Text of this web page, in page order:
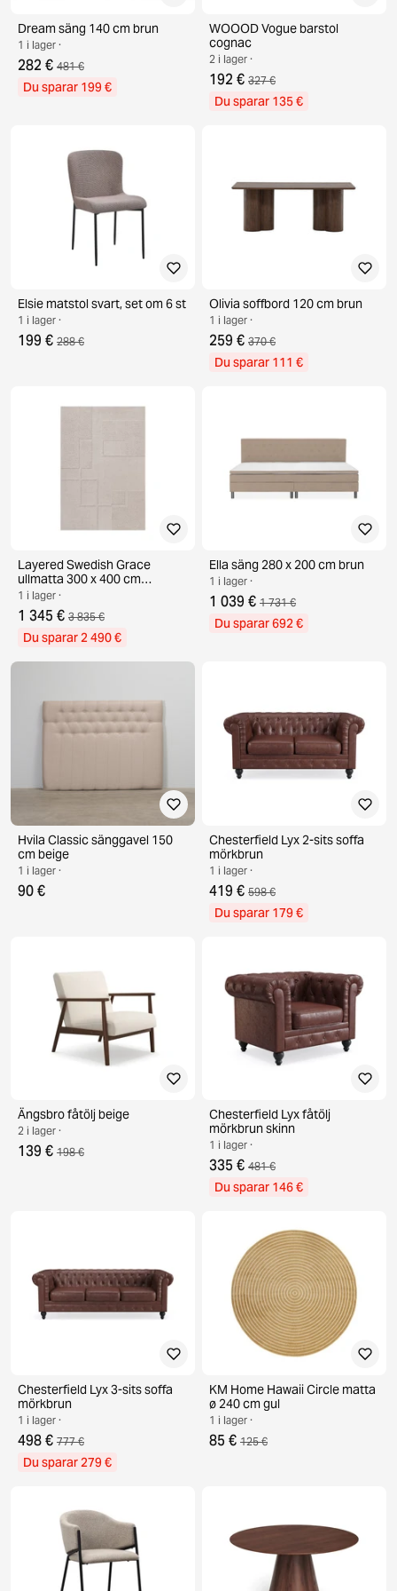
Dream säng 140 cm brun
1 i lager ·
282 € 481 €
Du sparar 199 €
WOOOD Vogue barstol
cognac
2 i lager ·
192 € 327 €
Du sparar 135 €
Elsie matstol svart, set om 6 st
1 i lager ·
199 € 288 €
Olivia soffbord 120 cm brun
1 i lager ·
259 € 370 €
Du sparar 111 €
Layered Swedish Grace
ullmatta 300 x 400 cm
Oatmeal
1 i lager ·
1 345 € 3 835 €
Du sparar 2 490 €
Ella säng 280 x 200 cm brun
1 i lager ·
1 039 € 1 731 €
Du sparar 692 €
Hvila Classic sänggavel 150
cm beige
1 i lager ·
90 €
Chesterfield Lyx 2-sits soffa
mörkbrun
1 i lager ·
419 € 598 €
Du sparar 179 €
Ängsbro fåtölj beige
2 i lager ·
139 € 198 €
Chesterfield Lyx fåtölj
mörkbrun skinn
1 i lager ·
335 € 481 €
Du sparar 146 €
Chesterfield Lyx 3-sits soffa
mörkbrun
1 i lager ·
498 € 777 €
Du sparar 279 €
KM Home Hawaii Circle matta
ø 240 cm gul
1 i lager ·
85 € 125 €